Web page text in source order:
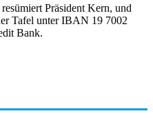
Präsident Kern, und
Tafel unter IBAN 19 7002
Bank.